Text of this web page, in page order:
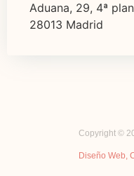
Aduana, 29, 4ª
28013 Madrid
Copyright ©
Diseño Web,